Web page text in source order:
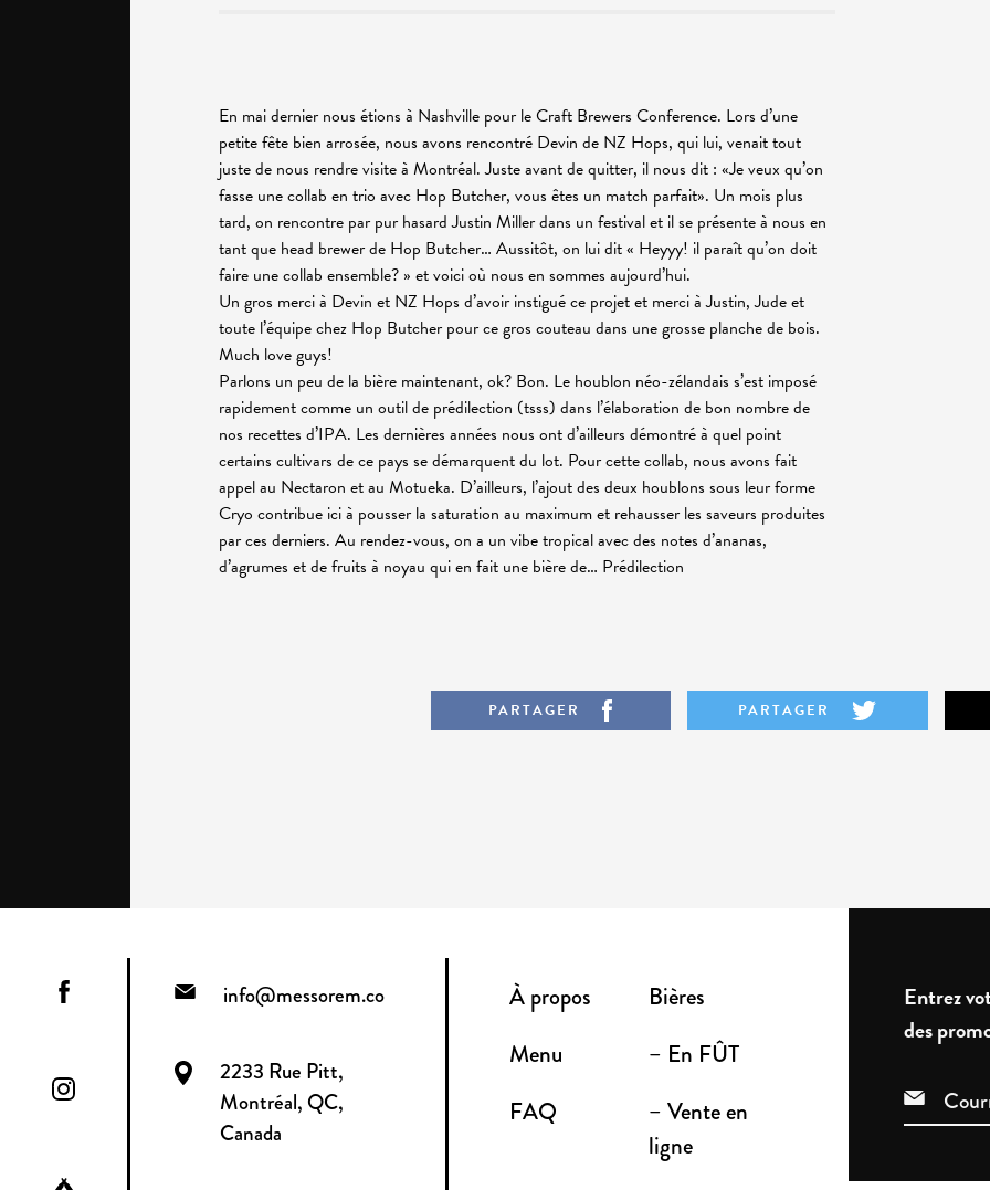
En mai dernier nous étions à Nashville pour le Craft Brewers Conference. Lors d’une
petite fête bien arrosée, nous avons rencontré Devin de NZ Hops, qui lui, venait tout
juste de nous rendre visite à Montréal. Juste avant de quitter, il nous dit : «Je veux qu’on
fasse une collab en trio avec Hop Butcher, vous êtes un match parfait». Un mois plus
tard, on rencontre par pur hasard Justin Miller dans un festival et il se présente à nous en
tant que head brewer de Hop Butcher… Aussitôt, on lui dit « Heyyy! il paraît qu’on doit
faire une collab ensemble? » et voici où nous en sommes aujourd’hui.
Un gros merci à Devin et NZ Hops d’avoir instigué ce projet et merci à Justin, Jude et
toute l’équipe chez Hop Butcher pour ce gros couteau dans une grosse planche de bois.
Much love guys!
Parlons un peu de la bière maintenant, ok? Bon. Le houblon néo-zélandais s’est imposé
rapidement comme un outil de prédilection (tsss) dans l’élaboration de bon nombre de
nos recettes d’IPA. Les dernières années nous ont d’ailleurs démontré à quel point
certains cultivars de ce pays se démarquent du lot. Pour cette collab, nous avons fait
appel au Nectaron et au Motueka. D’ailleurs, l’ajout des deux houblons sous leur forme
Cryo contribue ici à pousser la saturation au maximum et rehausser les saveurs produites
par ces derniers. Au rendez-vous, on a un vibe tropical avec des notes d’ananas,
d’agrumes et de fruits à noyau qui en fait une bière de… Prédilection
PARTAGER PARTAGER
info@messorem.co
2233 Rue Pitt,
Montréal, QC,
Canada
À propos
Bières
Menu
– En FÛT
FAQ
– Vente en
ligne
Entrez
des